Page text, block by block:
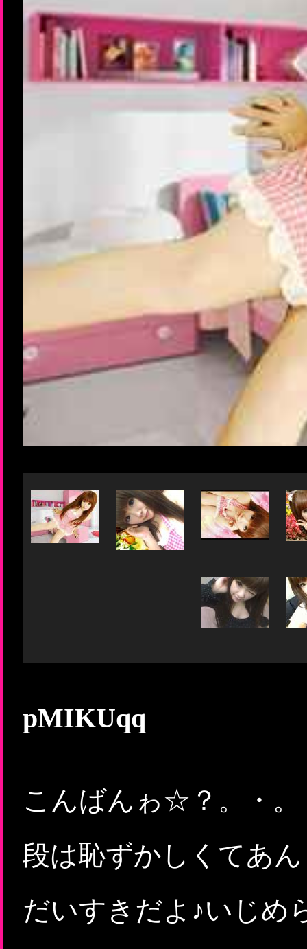
pMIKUqq
こんばんゎ☆？。・
段は恥ずかしくてあ
だいすきだよ♪いじめ